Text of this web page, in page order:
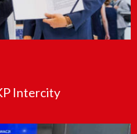
Intercity